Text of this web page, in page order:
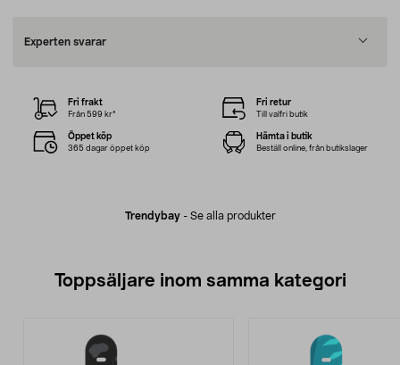
Experten svarar
Trendybay- Se alla produkter
Fri frakt
Från 599 kr*
Fri retur
Till valfri butik
Öppet köp
365 dagar öppet köp
Hämta i butik
Beställ online, från butikslager
Toppsäljare inom samma kategori